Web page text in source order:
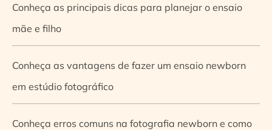
Conheça as principais dicas para planejar o ensaio
mãe e filho
Conheça as vantagens de fazer um ensaio newborn
em estúdio fotográfico
Conheça erros comuns na fotografia newborn e como